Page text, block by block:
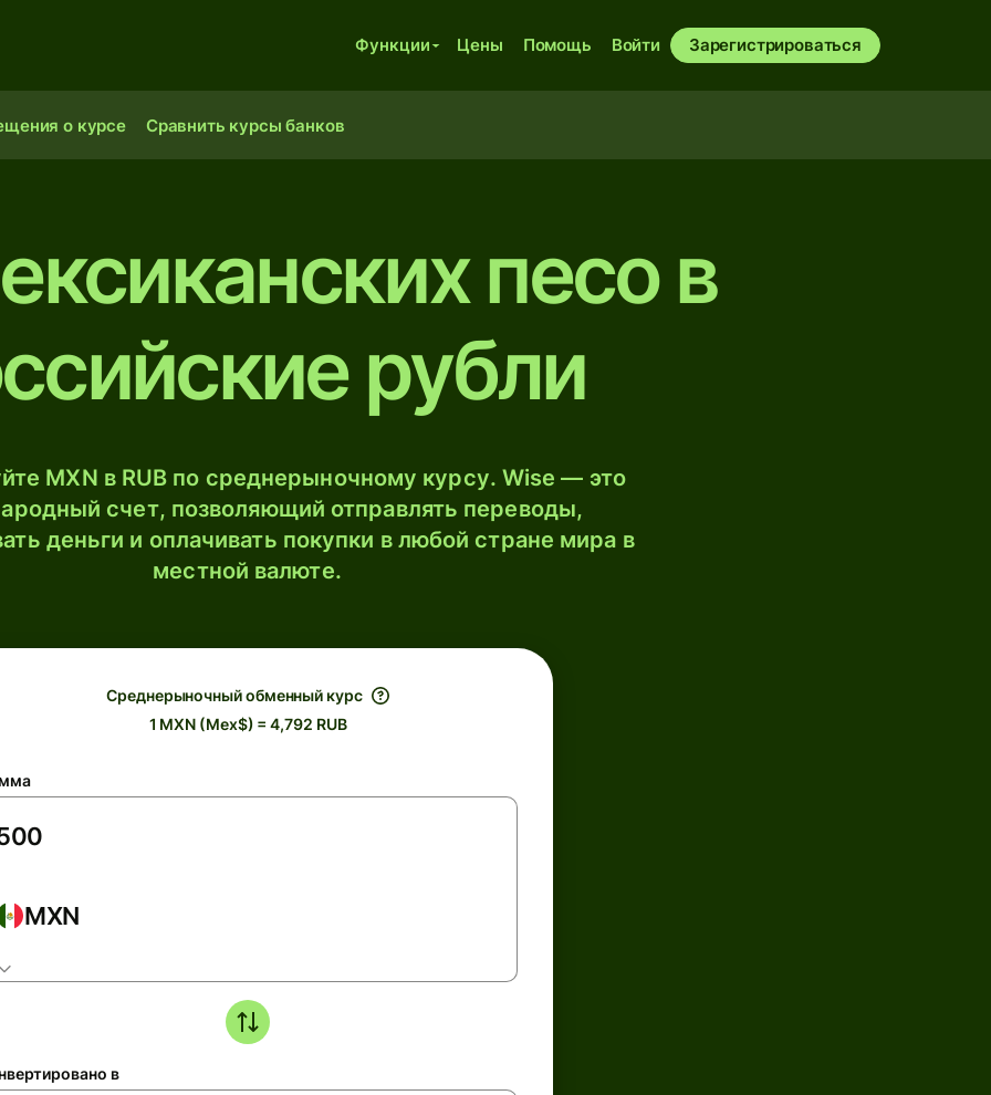
Функции Цены Помощь Войти Зарегистрироваться
о курсе Сравнить курсы банков
песо в
рубли
MXN в RUB по среднерыночному курсу. Wise — это
счет, позволяющий отправлять переводы,
деньги и оплачивать покупки в любой стране мира в
местной валюте.
Среднерыночный обменный курс
1 MXN (Mex$) = 4,792 RUB
MXN
в